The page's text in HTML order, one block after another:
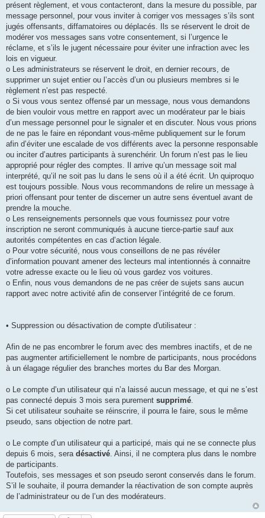
présent règlement, et vous contacteront, dans la mesure du possible, par
message personnel, pour vous inviter à corriger vos messages s’ils sont
jugés offensants, diffamatoires ou déplacés. Ils se réservent le droit de
modérer vos messages sans votre consentement, si l’urgence le
réclame, et s’ils le jugent nécessaire pour éviter une infraction avec les
lois en vigueur.
o Les administrateurs se réservent le droit, en dernier recours, de
supprimer un sujet entier ou l’accès d’un ou plusieurs membres si le
règlement n’est pas respecté.
o Si vous vous sentez offensé par un message, nous vous demandons
de bien vouloir vous mettre en rapport avec un modérateur par le biais
d’un message personnel pour le signaler et en discuter. Nous vous prions
de ne pas le faire en répondant vous-même publiquement sur le forum
afin d’éviter une escalade de vos différents avec la personne responsable
ou inciter d’autres participants à surenchérir. Un forum n’est pas le lieu
approprié pour régler des comptes. Il arrive qu’un message soit mal
interprété, qu’il ne soit pas lu dans le sens où il a été écrit. Un quiproquo
est toujours possible. Nous vous recommandons de relire un message à
priori offensant pour tenter de discerner un autre sens éventuel avant de
prendre la mouche.
o Les renseignements personnels que vous fournissez pour votre
inscription ne seront communiqués à aucune tierce-partie sauf aux
autorités compétentes en cas d’action légale.
o Pour votre sécurité, nous vous conseillons de ne pas révéler
d’information pouvant amener des lecteurs mal intentionnés à connaitre
votre adresse exacte ou le lieu où vous gardez vos voitures.
o Enfin, nous vous demandons de ne pas créer de sujets sans aucun
rapport avec notre activité afin de conserver l’intégrité de ce forum.
• Suppression ou désactivation de compte d'utilisateur :
Afin de ne pas encombrer le forum avec des membres inactifs, et de ne
pas augmenter artificiellement le nombre de participants, nous procédons
à un élagage régulier des branches mortes du Bar des Morgan.
o Le compte d’un utilisateur qui n’a laissé aucun message, et qui ne s’est
pas connecté depuis 3 mois sera purement supprimé.
Si cet utilisateur souhaite se réinscrire, il pourra le faire, sous le même
pseudo, sans objection de notre part.
o Le compte d’un utilisateur qui a participé, mais qui ne se connecte plus
depuis 6 mois, sera désactivé. Ainsi, il ne comptera plus dans le nombre
de participants.
Toutefois, ses messages et son pseudo seront conservés dans le forum.
S’il le souhaite, il pourra demander la réactivation de son compte auprès
de l’administrateur ou de l’un des modérateurs.